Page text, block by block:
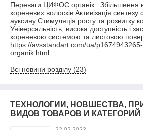
Переваги ЦИФОС органік : Збільшення
кореневих волосків Активізація
ауксину Стимуляція росту та розвитку
Універсальність, висока доступність і
кореневою системою та листовою
https://avsstandart.com/ua/
organik.html
Всі новини розділу (23)
ТЕХНОЛОГИИ, НОВШЕСТВА,
ВИДОВ ТОВАРОВ И КАТЕГОРИЙ